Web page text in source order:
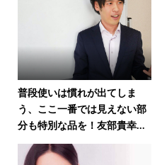
普段使いは慣れが出てしま
う、ここ一番では見えない部
分も特別な品を！友部貴幸...